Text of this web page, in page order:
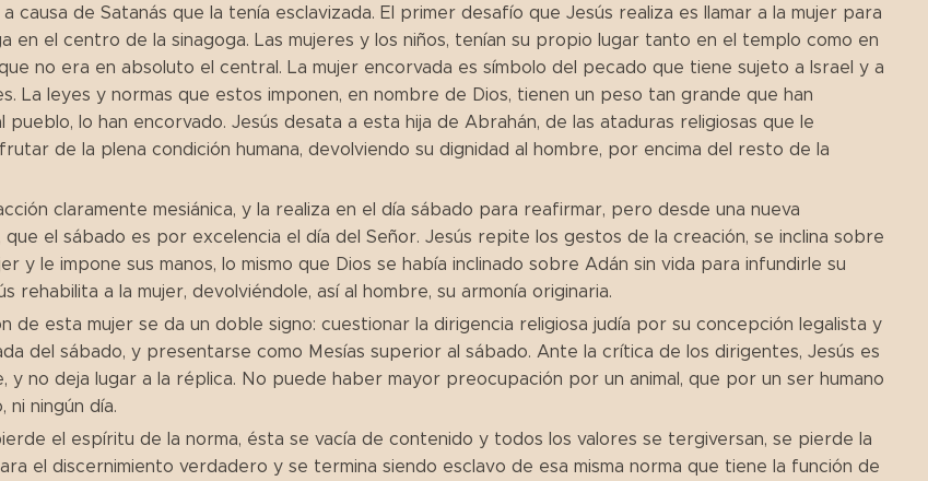
causa de Satanás que la tenía esclavizada. El primer desafío que Jesús realiza es llamar a la mujer para
en el centro de la sinagoga. Las mujeres y los niños, tenían su propio lugar tanto en el templo como en
no era en absoluto el central. La mujer encorvada es símbolo del pecado que tiene sujeto a Israel y a
La leyes y normas que estos imponen, en nombre de Dios, tienen un peso tan grande que han
pueblo, lo han encorvado. Jesús desata a esta hija de Abrahán, de las ataduras religiosas que le
de la plena condición humana, devolviendo su dignidad al hombre, por encima del resto de la
claramente mesiánica, y la realiza en el día sábado para reafirmar, pero desde una nueva
el sábado es por excelencia el día del Señor. Jesús repite los gestos de la creación, se inclina sobre
y le impone sus manos, lo mismo que Dios se había inclinado sobre Adán sin vida para infundirle su
rehabilita a la mujer, devolviéndole, así al hombre, su armonía originaria.
de esta mujer se da un doble signo: cuestionar la dirigencia religiosa judía por su concepción legalista y
del sábado, y presentarse como Mesías superior al sábado. Ante la crítica de los dirigentes, Jesús es
y no deja lugar a la réplica. No puede haber mayor preocupación por un animal, que por un ser humano
ni ningún día.
el espíritu de la norma, ésta se vacía de contenido y todos los valores se tergiversan, se pierde la
el discernimiento verdadero y se termina siendo esclavo de esa misma norma que tiene la función de